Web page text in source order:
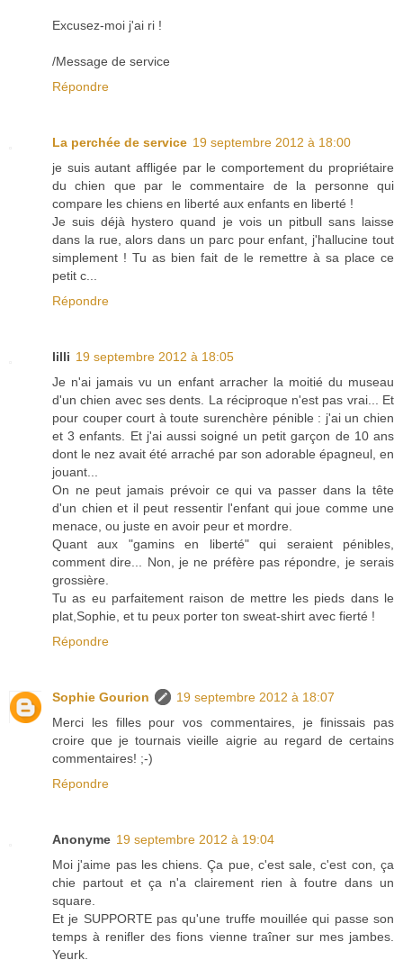
Excusez-moi j'ai ri !
/Message de service
Répondre
La perchée de service 19 septembre 2012 à 18:00
je suis autant affligée par le comportement du propriétaire
du chien que par le commentaire de la personne qui
compare les chiens en liberté aux enfants en liberté !
Je suis déjà hystero quand je vois un pitbull sans laisse
dans la rue, alors dans un parc pour enfant, j'hallucine tout
simplement ! Tu as bien fait de le remettre à sa place ce
petit c...
Répondre
lilli 19 septembre 2012 à 18:05
Je n'ai jamais vu un enfant arracher la moitié du museau
d'un chien avec ses dents. La réciproque n'est pas vrai... Et
pour couper court à toute surenchère pénible : j'ai un chien
et 3 enfants. Et j'ai aussi soigné un petit garçon de 10 ans
dont le nez avait été arraché par son adorable épagneul, en
jouant...
On ne peut jamais prévoir ce qui va passer dans la tête
d'un chien et il peut ressentir l'enfant qui joue comme une
menace, ou juste en avoir peur et mordre.
Quant aux "gamins en liberté" qui seraient pénibles,
comment dire... Non, je ne préfère pas répondre, je serais
grossière.
Tu as eu parfaitement raison de mettre les pieds dans le
plat,Sophie, et tu peux porter ton sweat-shirt avec fierté !
Répondre
Sophie Gourion
19 septembre 2012 à 18:07
Merci les filles pour vos commentaires, je finissais pas
croire que je tournais vieille aigrie au regard de certains
commentaires! ;-)
Répondre
Anonyme 19 septembre 2012 à 19:04
Moi j'aime pas les chiens. Ça pue, c'est sale, c'est con, ça
chie partout et ça n'a clairement rien à foutre dans un
square.
Et je SUPPORTE pas qu'une truffe mouillée qui passe son
temps à renifler des fions vienne traîner sur mes jambes.
Yeurk.